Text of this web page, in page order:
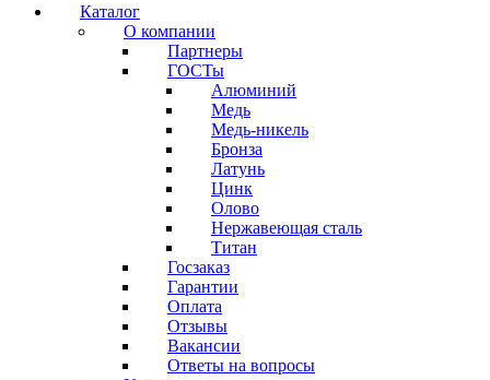
Каталог
О компании
Партнеры
ГОСТы
Алюминий
Медь
Медь-никель
Бронза
Латунь
Цинк
Олово
Нержавеющая сталь
Титан
Госзаказ
Гарантии
Оплата
Отзывы
Вакансии
Ответы на вопросы